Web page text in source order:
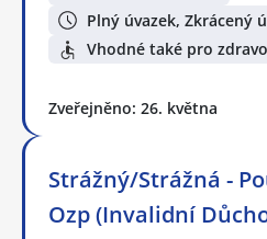
Plný úvazek, Zkrácený
Vhodné také pro
Zveřejněno: 26. května
Strážný/Strážná -
Ozp (Invalidní